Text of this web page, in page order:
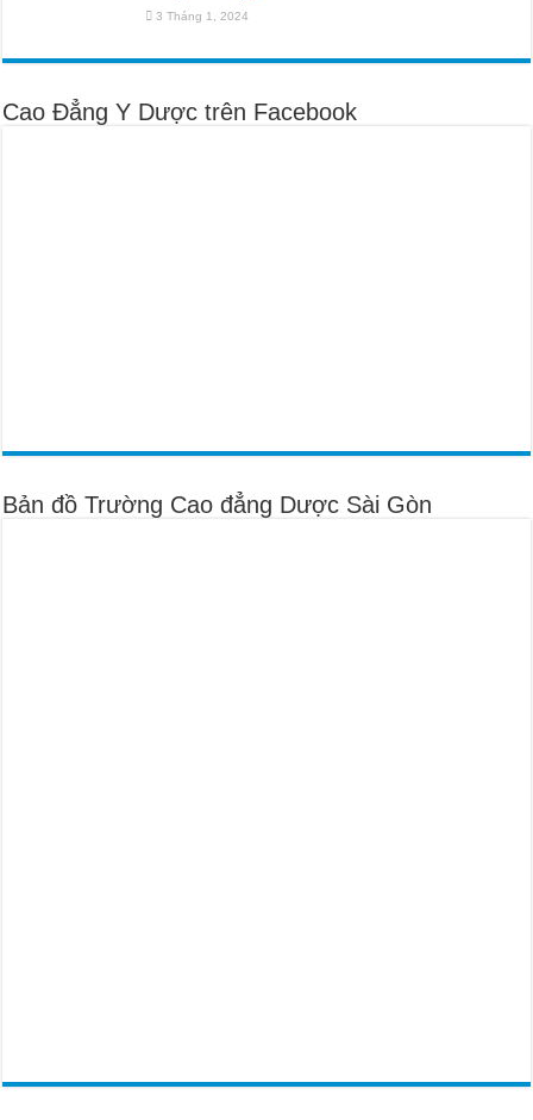
3 Tháng 1, 2024
Cao Đẳng Y Dược trên Facebook
Bản đồ Trường Cao đẳng Dược Sài Gòn